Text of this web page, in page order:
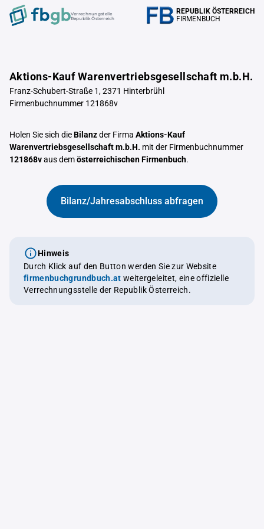
Verrechnungstelle
Republik Österreich
REPUBLIK ÖSTERREICH
FIRMENBUCH
Aktions-Kauf Warenvertriebsgesellschaft m.b.H.
Franz-Schubert-Straße 1, 2371 Hinterbrühl
Firmenbuchnummer 121868v
Holen Sie sich dieBilanzder Firma Aktions-Kauf
Warenvertriebsgesellschaft m.b.H. mit der Firmenbuchnummer
121868vaus demösterreichischen Firmenbuch.
Bilanz/Jahresabschluss abfragen
Hinweis
Durch Klick auf den Button werden Sie zur Website
firmenbuchgrundbuch.at weitergeleitet, eine offizielle
Verrechnungsstelle der Republik Österreich.